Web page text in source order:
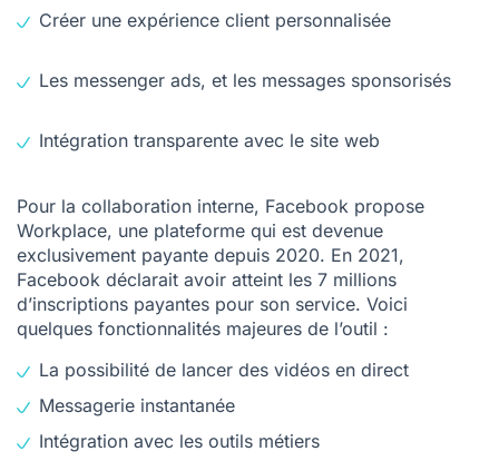
Créer une expérience client personnalisée
Les messenger ads, et les messages sponsorisés
Intégration transparente avec le site web
Pour la collaboration interne, Facebook propose
Workplace, une plateforme qui est devenue
exclusivement payante depuis 2020. En 2021,
Facebook déclarait avoir atteint les 7 millions
d’inscriptions payantes pour son service. Voici
quelques fonctionnalités majeures de l’outil :
La possibilité de lancer des vidéos en direct
Messagerie instantanée
Intégration avec les outils métiers